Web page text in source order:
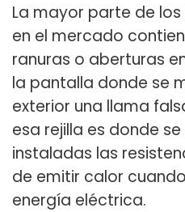
La mayor parte de
en el mercado
ranuras o aberturas
la pantalla donde se
exterior una llama
esa rejilla es donde
instaladas las
de emitir calor
energía eléctrica.